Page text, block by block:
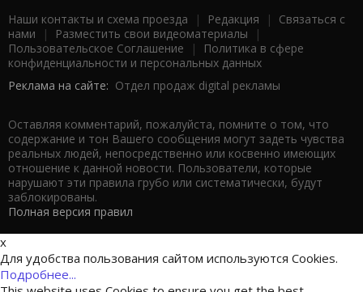
Наши контакты и схема проезда | Редакция | Связаться с
нами | Разместить свои видеоматериалы |
Пользовательское Соглашение |
Политика в сфере
конфиденциальности и персональных данных
Реклама на сайте: Отдел продаж digital рекламы
Оставляя комментарий, пожалуйста, помните о том, что
содержание и тон Вашего сообщения могут задеть чувства
реальных людей, непосредственно или косвенно имеющих
отношение к данной новости. Пользователи, которые
нарушают эти правила грубо или систематически, будут
заблокированы.
Полная версия правил
x
Для удобства пользования сайтом используются Cookies.
Подробнее...